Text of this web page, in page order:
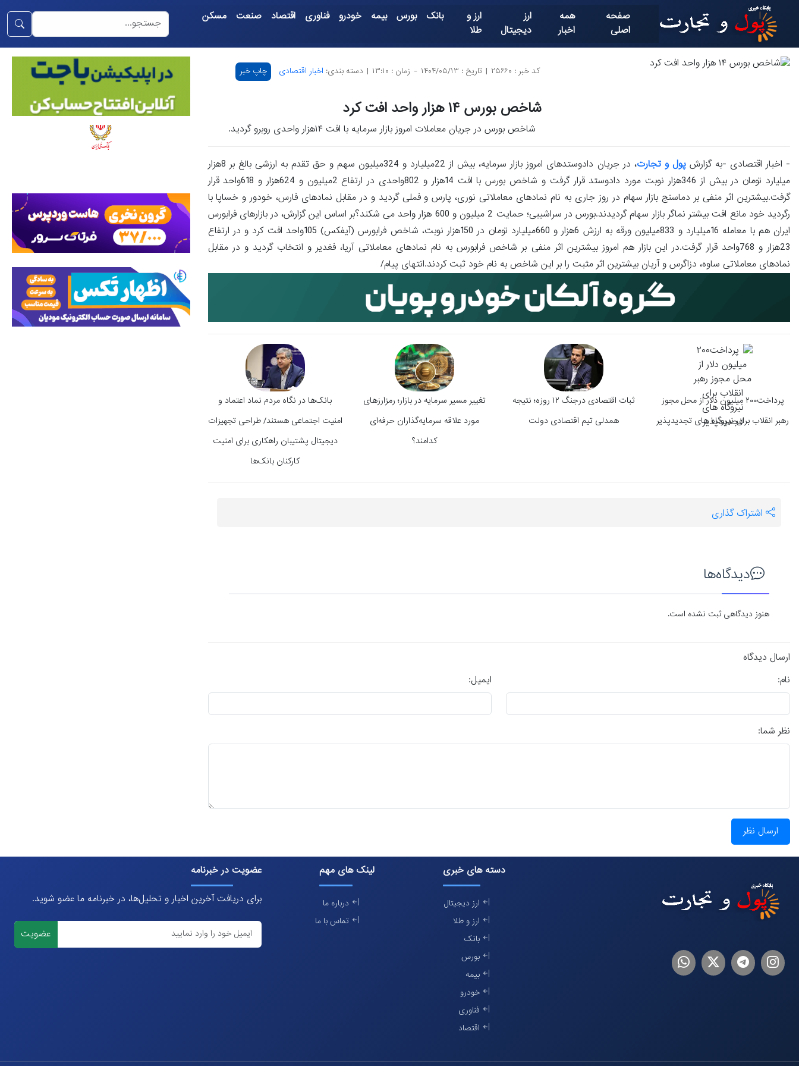
صفحه
اصلی
همه
اخبار
ارز
دیجیتال
ارز و
طلا
بانک بورس بیمه خودرو فناوری اقتصاد صنعت مسکن
کد خبر : ۲۵۶۶۰ | تاریخ : ۱۴۰۴/۰۵/۱۳ - زمان : ۱۳:۱۰ | دسته بندی: اخبار اقتصادی چاپ خبر
شاخص بورس ۱۴ هزار واحد افت کرد
شاخص بورس در جریان معاملات امروز بازار سرمایه با افت ۱۴هزار واحدی روبرو گردید.
- اخبار اقتصادی -به گزارشپول و تجارت
، در جریان دادوستدهای امروز بازار سرمایه، بیش از 22میلیارد و 324میلیون سهم و حق تقدم به ارزشی بالغ بر 8هزار
میلیارد تومان در بیش از 346هزار نوبت مورد دادوستد قرار گرفت و شاخص بورس با افت 14هزار و 802واحدی در ارتفاع 2میلیون و 624هزار و 618واحد قرار
گرفت.بیشترین اثر منفی بر دماسنج بازار سهام در روز جاری به نام نمادهای معاملاتی نوری، پارس و فملی گردید و در مقابل نمادهای فارس، خودور و خساپا با
رگردید خود مانع افت بیشتر نماگر بازار سهام گردیدند.بورس در سراشیبی؛ حمایت 2 میلیون و 600 هزار واحد می شکند؟بر اساس این گزارش، در بازارهای فرابورس
ایران هم با معامله 16میلیارد و 833میلیون ورقه به ارزش 6هزار و 660میلیارد تومان در 150هزار نوبت، شاخص فرابورس (آیفکس) 105واحد افت کرد و در ارتفاع
23هزار و 768واحد قرار گرفت.در این بازار هم امروز بیشترین اثر منفی بر شاخص فرابورس به نام نمادهای معاملاتی آریا، فغدیر و انتخاب گردید و در مقابل
نمادهای معاملاتی ساوه، دزاگرس و آریان بیشترین اثر مثبت را بر این شاخص به نام خود ثبت کردند.انتهای پیام/
پرداخت۲۰۰ میلیون دلار از محل مجوز
رهبر انقلاب برای نیروگاه های تجدیدپذیر
ثبات اقتصادی درجنگ ۱۲ روزه؛ نتیجه
همدلی تیم اقتصادی دولت
تغییر مسیر سرمایه در بازار؛ رمزارزهای
مورد علاقه سرمایه‌گذاران حرفه‌ای
کدامند؟
بانک‌ها در نگاه مردم نماد اعتماد و
امنیت اجتماعی هستند/ طراحی تجهیزات
دیجیتال پشتیبان راهکاری برای امنیت
کارکنان بانک‌ها
اشتراک گذاری
دیدگاه‌ها
هنوز دیدگاهی ثبت نشده است.
ارسال دیدگاه
نام:
ایمیل:
نظر شما:
ارسال نظر
اینستاگرام
تلگرام توییترلینکدین
دسته های خبری
ارز دیجیتال
ارز و طلا
بانک
بورس
بیمه
خودرو
فناوری
اقتصاد
لینک های مهم
درباره ما
تماس با ما
عضویت در خبرنامه
برای دریافت آخرین اخبار و تحلیل‌ها، در خبرنامه ما عضو شوید.
عضویت